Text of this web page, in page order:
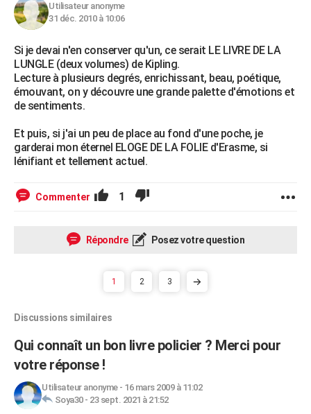
Utilisateur anonyme
31 déc. 2010 à 10:06
Si je devai n'en conserver qu'un, ce serait LE LIVRE DE LA
LUNGLE (deux volumes) de Kipling.
Lecture à plusieurs degrés, enrichissant, beau, poétique,
émouvant, on y découvre une grande palette d'émotions et
de sentiments.
Et puis, si j'ai un peu de place au fond d'une poche, je
garderai mon éternel ELOGE DE LA FOLIE d'Erasme, si
lénifiant et tellement actuel.
Commenter 1
Répondre Posez votre question
1 2 3
Discussions similaires
Qui connaît un bon livre policier ? Merci pour
votre réponse !
Utilisateur anonyme- 16 mars 2009 à 11:02
Soya30- 23 sept. 2021 à 21:52